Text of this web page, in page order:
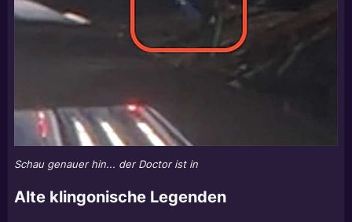
Schau genauer hin... der Doctor ist in
Alte klingonische Legenden